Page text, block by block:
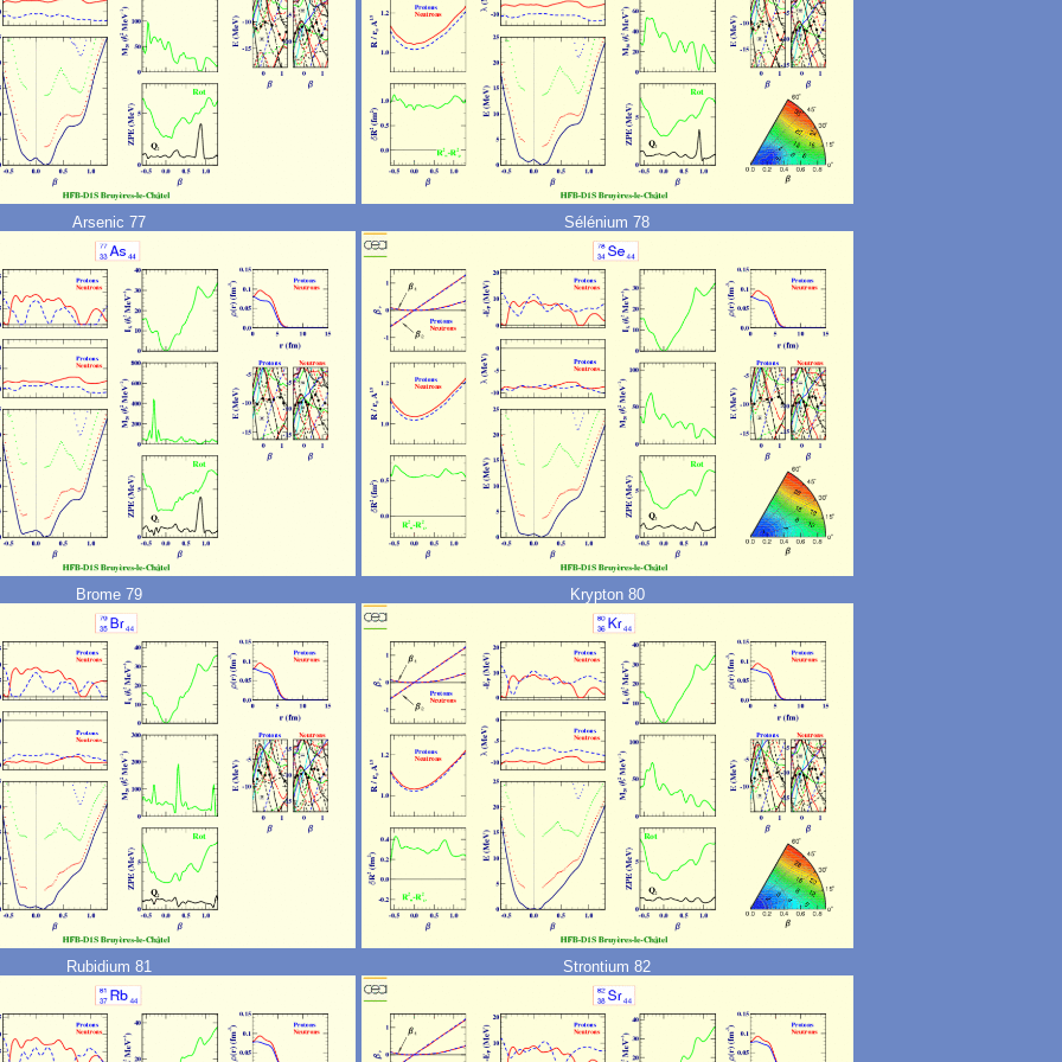
Arsenic 77 Sélénium 78
Brome 79 Krypton 80
Rubidium 81 Strontium 82